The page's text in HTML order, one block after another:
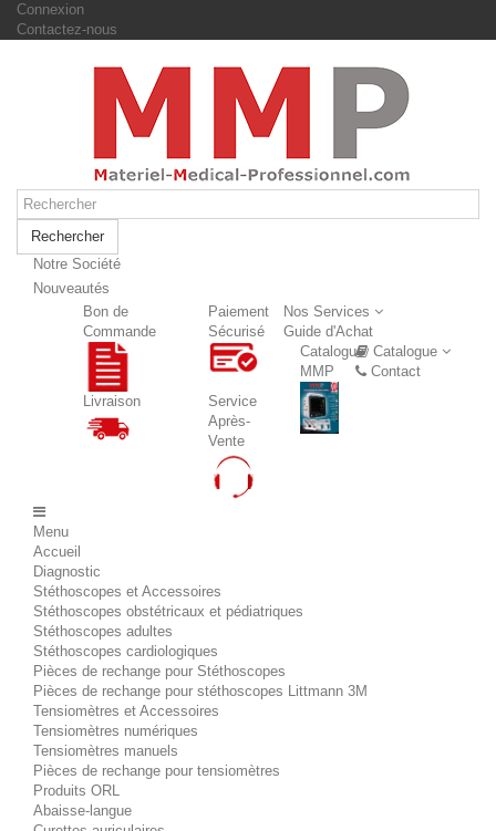
Connexion
Contactez-nous
Rechercher
Notre Société
Nouveautés
Nos Services
Bon de
Commande
Paiement
Sécurisé
Livraison
Service
Après-
Vente
Guide d'Achat
Catalogue
Catalogue
MMP
Contact
Menu
Accueil
Diagnostic
Stéthoscopes et Accessoires
Stéthoscopes obstétricaux et pédiatriques
Stéthoscopes adultes
Stéthoscopes cardiologiques
Pièces de rechange pour Stéthoscopes
Pièces de rechange pour stéthoscopes Littmann 3M
Tensiomètres et Accessoires
Tensiomètres numériques
Tensiomètres manuels
Pièces de rechange pour tensiomètres
Produits ORL
Abaisse-langue